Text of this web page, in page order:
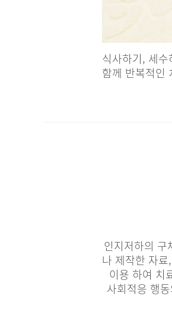
식사하기, 세
함께 반복적인
인지저하의 구
나 제작한 자
이용 하여 치
사회적응 행